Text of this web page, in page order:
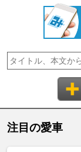
注目の愛車